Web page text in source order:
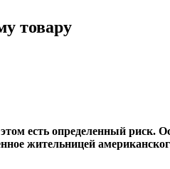
товару
есть определенный риск.
жительницей